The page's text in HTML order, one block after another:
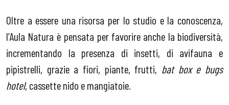
Oltre a essere una risorsa per lo studio e la conoscenza,
l’Aula Natura è pensata per favorire anche la biodiversità,
incrementando la presenza di insetti, di avifauna e
pipistrelli, grazie a fiori, piante, frutti, bat box e bugs
hotel, cassette nido e mangiatoie.